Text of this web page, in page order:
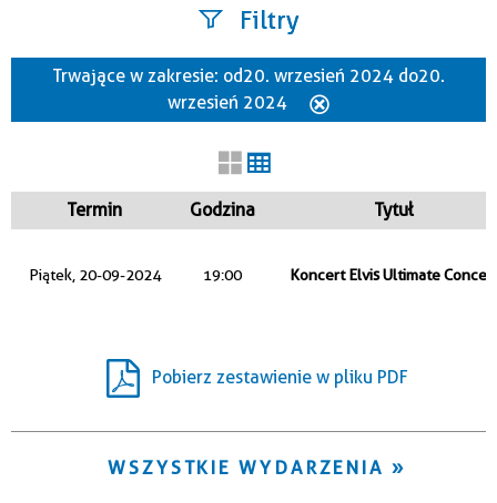
Filtry
Szukana fraza
Trwające w zakresie: od 20. wrzesień 2024 do 20.
wrzesień 2024
Termin Godzina Tytuł
Piątek, 20-09-2024 19:00 Koncert Elvis Ultimate Concert
Pobierz zestawienie w pliku PDF
WSZYSTKIE WYDARZENIA